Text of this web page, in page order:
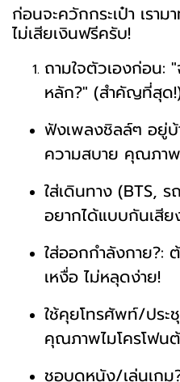
ก่อนจะควักกระเป๋า เรา
ไม่เสียเงินฟรีครับ!
ถามใจตัวเองก่อน: "
หลัก?" (สำคัญที่สุด
ฟังเพลงชิลล์ๆ อยู่บ้
ความสบาย คุณภา
ใส่เดินทาง (BTS, ร
อยากได้แบบกันเสีย
ใส่ออกกำลังกาย?:
เหงื่อ ไม่หลุดง่าย!
ใช้คุยโทรศัพท์/ประ
คุณภาพไมโครโฟน
ชอบดูหนัง/เล่นเกม